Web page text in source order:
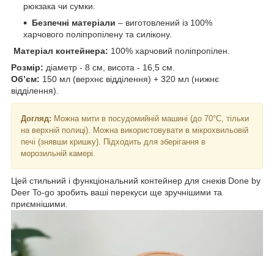
рюкзака чи сумки.
Безпечні матеріали – виготовлений із 100%
харчового поліпропілену та силікону.
Матеріал контейнера: 100% харчовий поліпропілен.
Розмір: діаметр - 8 см, висота - 16,5 см.
Об’єм: 150 мл (верхнє відділення) + 320 мл (нижнє
відділення).
Догляд: Можна мити в посудомийній машині (до 70°C, тільки
на верхній полиці). Можна використовувати в мікрохвильовій
печі (знявши кришку). Підходить для зберігання в
морозильній камері.
Цей стильний і функціональний контейнер для снеків Done by
Deer To-go зробить ваші перекуси ще зручнішими та
приємнішими.